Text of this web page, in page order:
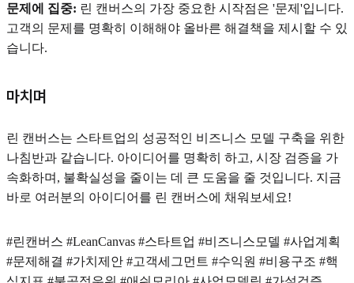
문제에 집중: 린 캔버스의 가장 중요한 시작점은 '문제'입니다.
고객의 문제를 명확히 이해해야 올바른 해결책을 제시할 수 있
습니다.
마치며
린 캔버스는 스타트업의 성공적인 비즈니스 모델 구축을 위한
나침반과 같습니다. 아이디어를 명확히 하고, 시장 검증을 가
속화하며, 불확실성을 줄이는 데 큰 도움을 줄 것입니다. 지금
바로 여러분의 아이디어를 린 캔버스에 채워보세요!
#린캔버스 #LeanCanvas #스타트업 #비즈니스모델 #사업계획
#문제해결 #가치제안 #고객세그먼트 #수익원 #비용구조 #핵